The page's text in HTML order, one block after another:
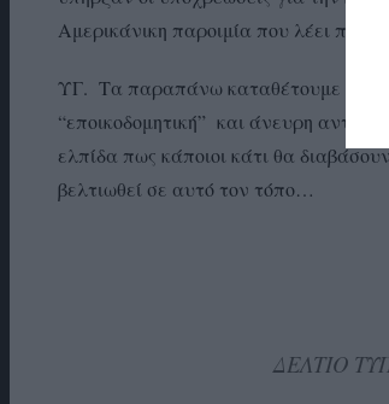
Αμερικάνικη παροιμία που λέει πως:
ΥΓ. Τα παραπάνω καταθέτουμε για
“εποικοδομητική” και άνευρη
ελπίδα πως κάποιοι κάτι θα
βελτιωθεί σε αυτό τον τόπο…
ΔΕΛΤΙΟ